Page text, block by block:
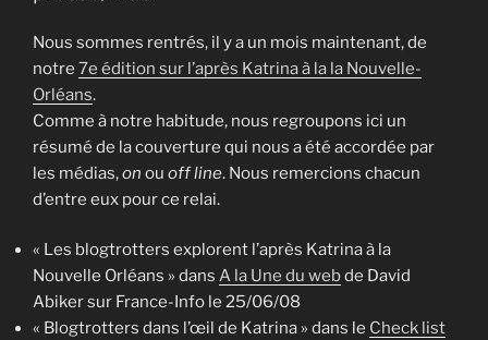
Nous sommes rentrés, il y a un mois maintenant, de
notre 7e édition sur l’après Katrina à la la Nouvelle-
Orléans.
Comme à notre habitude, nous regroupons ici un
résumé de la couverture qui nous a été accordée par
les médias,on ou off line. Nous remercions chacun
d’entre eux pour ce relai.
« Les blogtrotters explorent l’après Katrina à la
Nouvelle Orléans » dans A la Une du webde David
Abiker sur France-Info le 25/06/08
« Blogtrotters dans l’œil de Katrina » dans le Check list